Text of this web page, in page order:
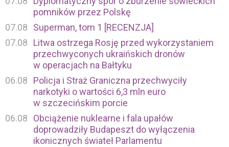
pomników przez Polskę
07.08
Superman, tom 1 [RECENZJA]
07.08
Litwa ostrzega Rosję przed wykorzystaniem
przechwyconych ukraińskich dronów
w operacjach na Bałtyku
06.08
Policja i Straż Graniczna przechwyciły
narkotyki o wartości 6,3 mln euro
w szczecińskim porcie
06.08
Obciążenie nuklearne i fala upałów
doprowadziły Budapeszt do wyłączenia
ikonicznych świateł Parlamentu